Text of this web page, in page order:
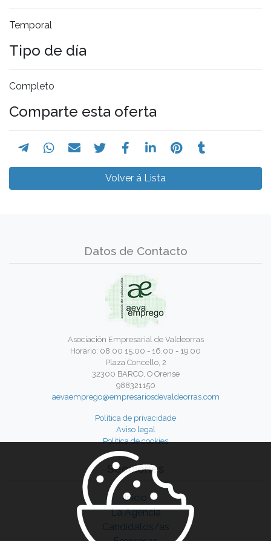
Temporal
Tipo de día
Completo
Comparte esta oferta
Volver á Lista
Datos de Contacto
Asociación Empresarial de Valdeorras
Horario: 08.00 15.00 - 16.00 - 19.00
Plaza Concello, 2
32300 BARCO, O Orense
988321150
aevaemprego@empresariosdevaldeorras.com
Política de privacidade
Aviso legal
Política de cookies
Secciones
Inicio
La Agencia
Candidatos/as